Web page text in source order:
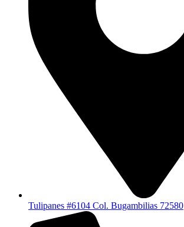
Tulipanes #6104 Col. Bugambilias 72580